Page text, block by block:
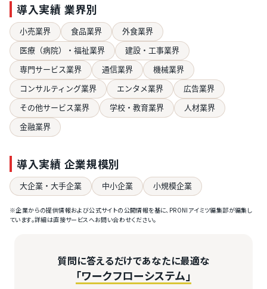
導入実績 業界別
小売業界 食品業界
外食業界
医療（病院）・福祉業界
建設・工事業界
専門サービス業界
通信業界
機械業界
コンサルティング業界
エンタメ業界
広告業界
その他サービス業界
学校・教育業界
人材業界
金融業界
導入実績 企業規模別
大企業・大手企業 中小企業 小規模企業
※企業からの提供情報および公式サイトの公開情報を基に、PRONIアイミツ編集部が編集し
ています。詳細は直接サービスへお問い合わせください。
質問に答えるだけであなたに最適な
「ワークフローシステム」